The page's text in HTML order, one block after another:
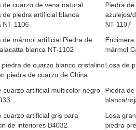
de cuarzo de vena natural
de piedra artificial blanca
NT-1106
Piedra
azulejos/
NT-1107
de mármol artificial Piedra de
blanca NT-1102
mármol
piedra de cuarzo blanco cristalino
piedra de cuarzo de China
Losa de
cuarzo artificial multicolor negro
Piedra
blanca/
cuarzo artificial gris para
de interiores B4032
Losa
piedra